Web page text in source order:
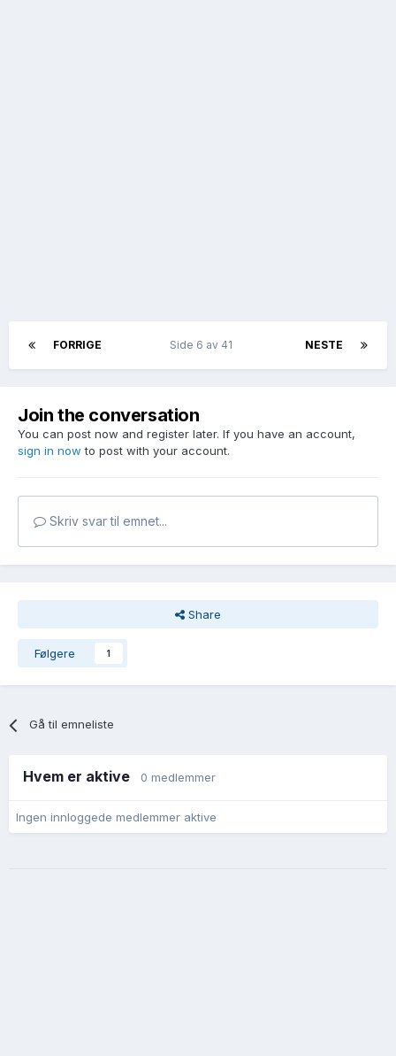
FORRIGE NESTE
Side 6 av 41
Join the conversation
You can post now and register later. If you have an account,
sign in now to post with your account.
Skriv svar til emnet...
Share
Følgere 1
Gå til emneliste
Hvem er aktive 0 medlemmer
Ingen innloggede medlemmer aktive